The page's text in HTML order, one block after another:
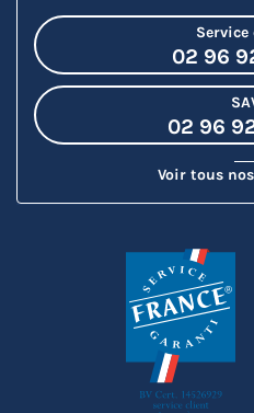
02 96
02 96
Voir tous